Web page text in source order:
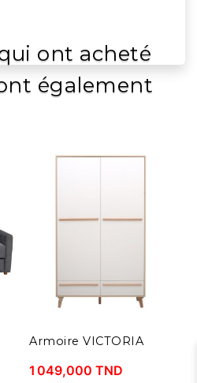
ont acheté
également
Armoire VICTORIA
1 049,000 TND